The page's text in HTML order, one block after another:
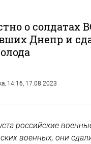
о солдатах
Днепр и
, 14:16, 17.08.2023
российские
военных, они